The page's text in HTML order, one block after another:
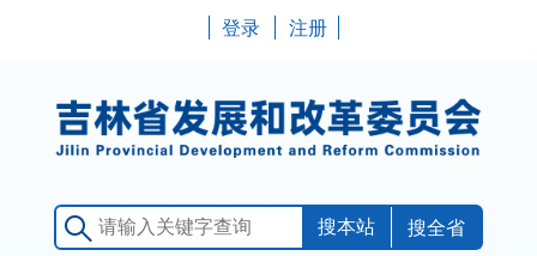
登录 注册
搜全省